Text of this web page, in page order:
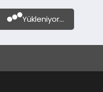
Yükleniyor...